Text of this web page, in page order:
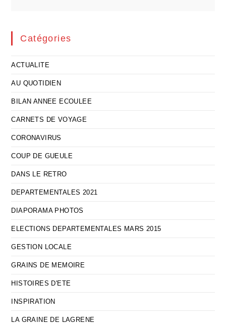
Catégories
ACTUALITE
AU QUOTIDIEN
BILAN ANNEE ECOULEE
CARNETS DE VOYAGE
CORONAVIRUS
COUP DE GUEULE
DANS LE RETRO
DEPARTEMENTALES 2021
DIAPORAMA PHOTOS
ELECTIONS DEPARTEMENTALES MARS 2015
GESTION LOCALE
GRAINS DE MEMOIRE
HISTOIRES D'ETE
INSPIRATION
LA GRAINE DE LAGRENE